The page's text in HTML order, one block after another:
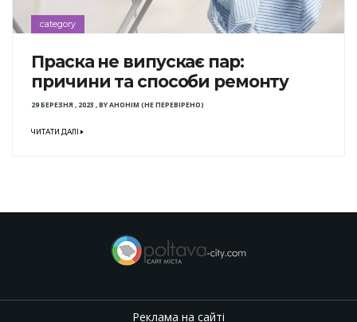
category
Праска не випускає пар:
причини та способи ремонту
29 БЕРЕЗНЯ , 2023 ,BYАНОНІМ (НЕ ПЕРЕВІРЕНО)
ЧИТАТИ ДАЛІ
Реклама на сайті